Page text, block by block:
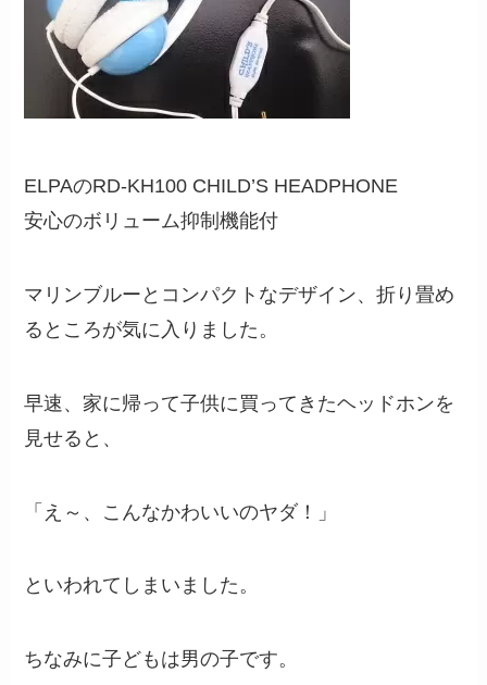
ELPAのRD-KH100 CHILD’S HEADPHONE
安心のボリューム抑制機能付
マリンブルーとコンパクトなデザイン、折り畳め
るところが気に入りました。
早速、家に帰って子供に買ってきたヘッドホンを
見せると、
「え～、こんなかわいいのヤダ！」
といわれてしまいました。
ちなみに子どもは男の子です。